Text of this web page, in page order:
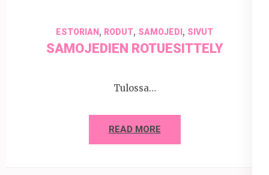
ESTORIAN , RODUT, SAMOJEDI , SIVUT
SAMOJEDIEN ROTUESITTELY
Tulossa…
READ MORE